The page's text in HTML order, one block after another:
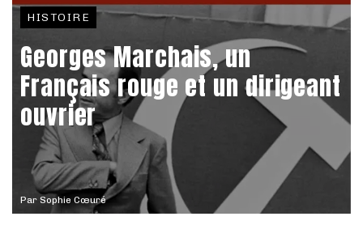
Par Sophie Cœuré
HISTOIRE
Georges Marchais, un
Français rouge et un dirigeant
ouvrier